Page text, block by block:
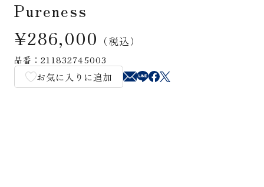
Pureness
¥286,000 （税込）
品番：211832745003
お気に入りに追加